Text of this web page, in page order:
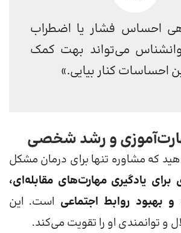
احساس فشار یا اضطراب
می‌تواند بهت کمک
احساسات کنار بیایی.»
که مشاوره تنها برای درمان مشکل
برای یادگیری مهارت‌های مقابله‌ای،
بهبود روابط اجتماعی است. این
و توانمندی او را تقویت می‌کند.